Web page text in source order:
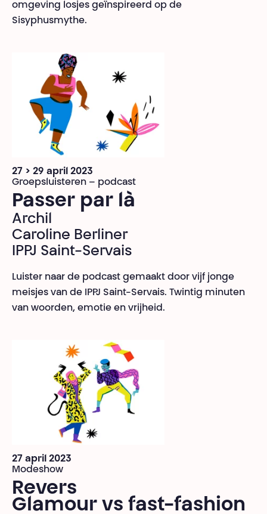
omgeving losjes geïnspireerd op de
Sisyphusmythe.
27 > 29 april 2023
Groepsluisteren – podcast
Passer par là
Archil
Caroline Berliner
IPPJ Saint-Servais
Luister naar de podcast gemaakt door vijf jonge
meisjes van de IPPJ Saint-Servais. Twintig minuten
van woorden, emotie en vrijheid.
27 april 2023
Modeshow
Revers
Glamour vs fast-fashion